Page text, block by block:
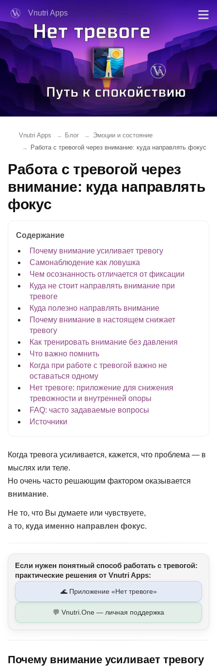
Vnutri Apps
Vnutri Apps Блог
Эмоции и состояние
Работа с тревогой через внимание: куда направлять фокус
Работа с тревогой через
внимание: куда направлять
фокус
Содержание
Почему внимание усиливает тревогу
Самонаблюдение как ловушка
Чем осознанность отличается от фиксации
Куда не стоит направлять внимание при
тревоге
Куда полезно направлять внимание
Почему внимание в настоящем снижает
тревогу
Как тренировать внимание без давления
Что важно помнить
Когда при работе с тревогой важно не
оставаться одному
Нет тревоге: приложение для снижения
тревожности и внутренней опоры
FAQ: часто задаваемые вопросы
Источники
Когда тревога усиливается, кажется, что проблема — в
мыслях или теле.
Но очень часто решающим фактором оказывается
внимание.
Не то, что Вы думаете или чувствуете,
а то, куда именно направлен фокус.
Если нужен понятный способ работать с тревогой:
практические решения от Vnutri Apps:
🌊 Приложение «Нет тревоге»
💬 Vnutri.One — личная поддержка
Почему внимание усиливает тревогу